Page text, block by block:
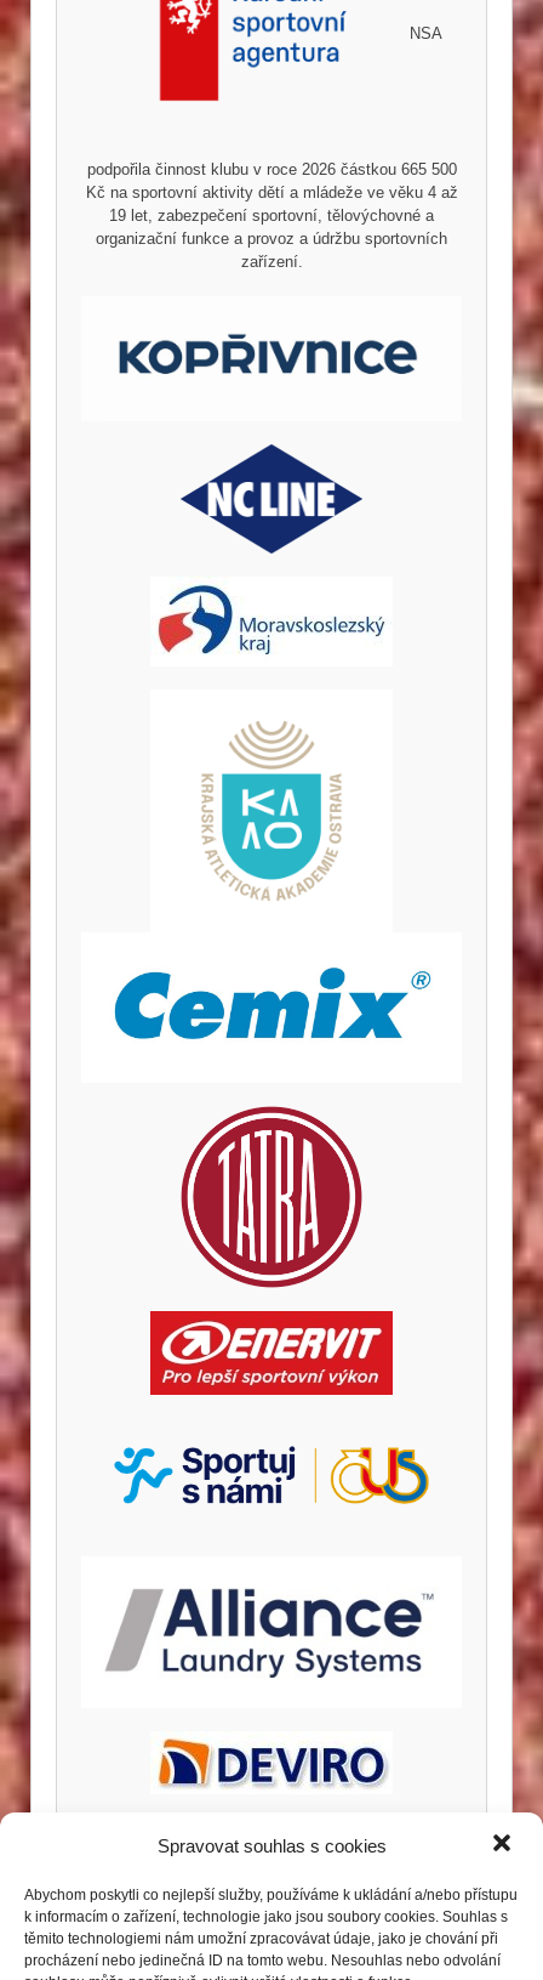
Spravovat souhlas s cookies
Abychom poskytli co nejlepší služby, používáme k ukládání a/nebo přístupu
k informacím o zařízení, technologie jako jsou soubory cookies. Souhlas s
těmito technologiemi nám umožní zpracovávat údaje, jako je chování při
procházení nebo jedinečná ID na tomto webu. Nesouhlas nebo odvolání
NSA
podpořila činnost klubu v roce 2026 částkou 665 500
Kč na sportovní aktivity dětí a mládeže ve věku 4 až
19 let, zabezpečení sportovní, tělovýchovné a
organizační funkce a provoz a údržbu sportovních
zařízení.